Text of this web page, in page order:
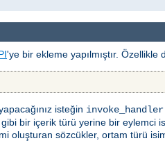
'ye bir ekleme yapılmıştır. Özellikle
isteğin invoke_handler
bir içerik türü yerine bir eylemci
oluşturan sözcükler, ortam türü